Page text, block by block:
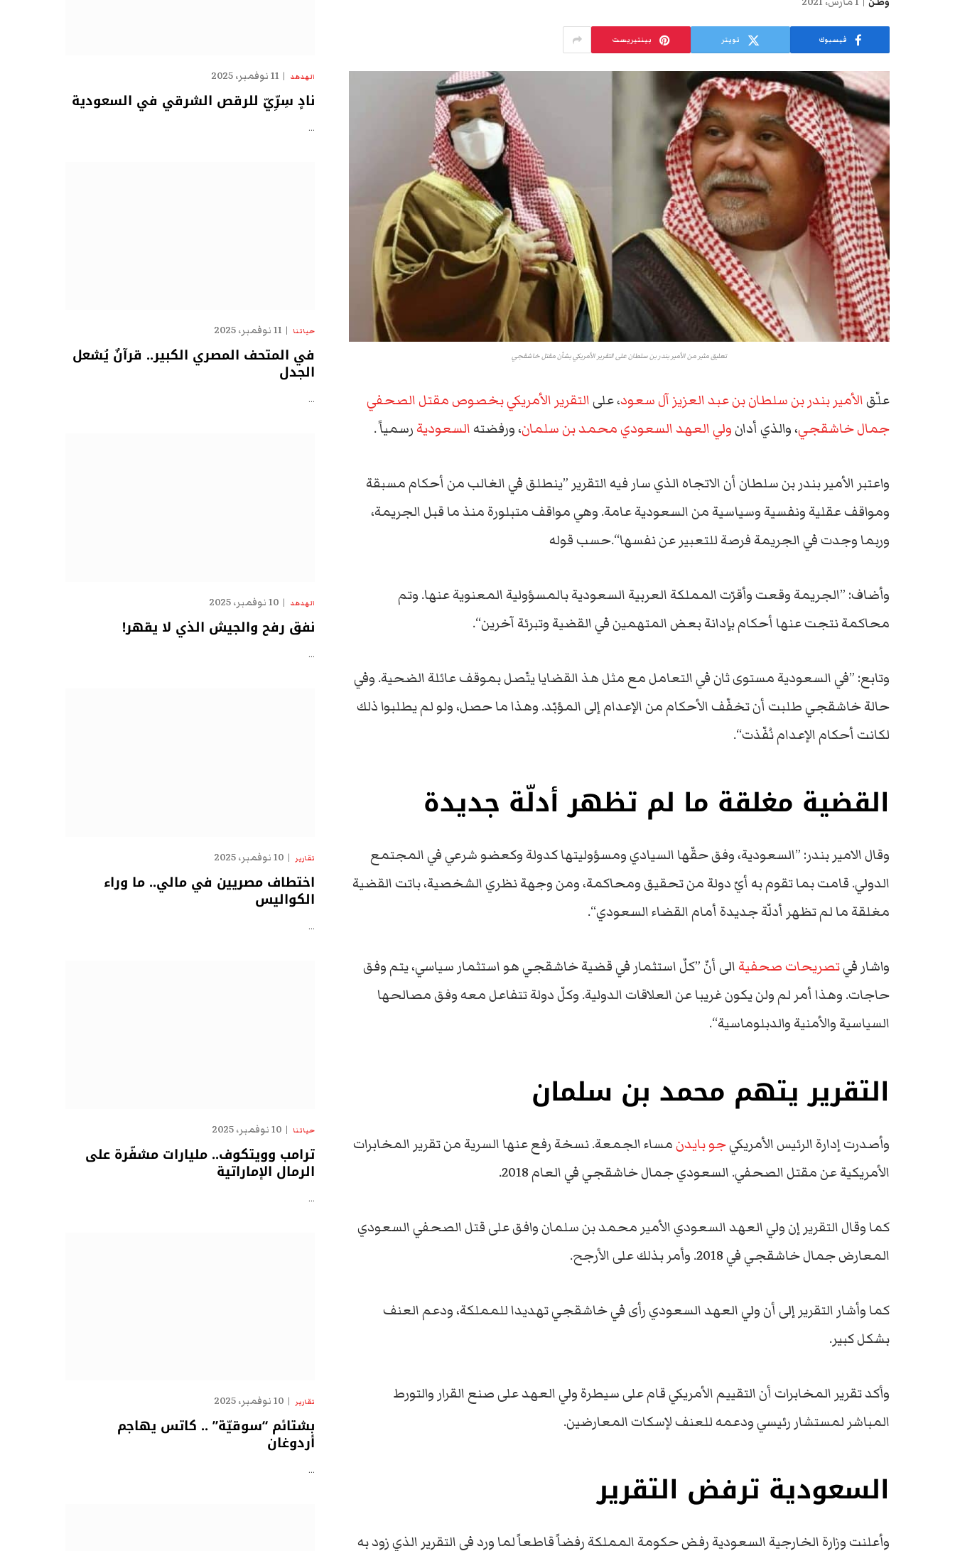
فيسبوك تويتر بينتيريست
تعليق مثير من الأمير بندر بن سلطان على التقرير الأمريكي بشأن مقتل خاشقجي
علّقالأمير بندر بن سلطان بن عبد العزيز آل سعود، علىالتقرير الأمريكي بخصوص مقتل الصحفي
جمال خاشقجي، والذي أدانولي العهد السعوديمحمد بن سلمان، ورفضتهالسعوديةرسمياً .
واعتبر الأمير بندر بن سلطان أن الاتجاه الذي سار فيه التقرير ”ينطلق في الغالب من أحكام مسبقة
ومواقف عقلية ونفسية وسياسية من السعودية عامة. وهي مواقف متبلورة منذ ما قبل الجريمة،
وربما وجدت في الجريمة فرصة للتعبير عن نفسها“.حسب قوله
وأضاف: ”الجريمة وقعت وأقرّت المملكة العربية السعودية بالمسؤولية المعنوية عنها. وتم
محاكمة نتجت عنها أحكام بإدانة بعض المتهمين في القضية وتبرئة آخرين“.
وتابع: ”في السعودية مستوى ثان في التعامل مع مثل هذ القضايا يتّصل بموقف عائلة الضحية. وفي
حالة خاشقجي طلبت أن تخفّف الأحكام من الإعدام إلى المؤبّد. وهذا ما حصل، ولو لم يطلبوا ذلك
لكانت أحكام الإعدام نُفّذت“.
القضية مغلقة ما لم تظهر أدلّة جديدة
وقال الامير بندر: ”السعودية، وفق حقّها السيادي ومسؤوليتها كدولة وكعضو شرعي في المجتمع
الدولي. قامت بما تقوم به أيّ دولة من تحقيق ومحاكمة، ومن وجهة نظري الشخصية، باتت القضية
مغلقة ما لم تظهر أدلّة جديدة أمام القضاء السعودي“.
واشار فيتصريحات صحفيةالى أنّ ”كلّ استثمار في قضية خاشقجي هو استثمار سياسي، يتم وفق
حاجات. وهذا أمر لم ولن يكون غريبا عن العلاقات الدولية. وكلّ دولة تتفاعل معه وفق مصالحها
السياسية والأمنية والدبلوماسية“.
التقرير يتهم محمد بن سلمان
وأصدرت إدارة الرئيس الأمريكيجو بايدنمساء الجمعة. نسخة رفع عنها السرية من تقرير المخابرات
الأمريكية عن مقتل الصحفي. السعودي جمال خاشقجي في العام 2018.
كما وقال التقرير إن ولي العهد السعودي الأمير محمد بن سلمان وافق على قتل الصحفي السعودي
المعارض جمال خاشقجي في 2018. وأمر بذلك على الأرجح.
كما وأشار التقرير إلى أن ولي العهد السعودي رأى في خاشقجي تهديدا للمملكة، ودعم العنف
بشكل كبير.
وأكد تقرير المخابرات أن التقييم الأمريكي قام على سيطرة ولي العهد على صنع القرار والتورط
المباشر لمستشار رئيسي ودعمه للعنف لإسكات المعارضين.
السعودية ترفض التقرير
وأعلنت وزارة الخارجية السعودية رفض حكومة المملكة رفضاً قاطعاً لما ورد في التقرير الذي زود به
الهدهد 11 نوفمبر، 2025
نادٍ سِرِّيّ للرقص الشرقي في السعودية
…
حياتنا 11 نوفمبر، 2025
في المتحف المصري الكبير.. قرآنٌ يُشعل
الجدل
…
الهدهد 10 نوفمبر، 2025
نفق رفح والجيش الذي لا يقهر!
…
تقارير 10 نوفمبر، 2025
اختطاف مصريين في مالي.. ما وراء
الكواليس
…
حياتنا 10 نوفمبر، 2025
ترامب وويتكوف.. مليارات مشفّرة على
الرمال الإماراتية
…
تقارير 10 نوفمبر، 2025
بشتائم “سوقيّة” .. كاتس يهاجم
أردوغان
…